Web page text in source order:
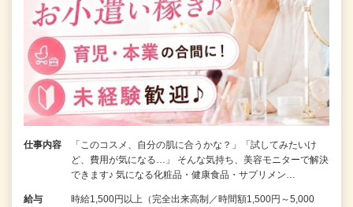
仕事内容
「このコスメ、自分の肌に合うかな？」「試してみたいけ
ど、費用が気になる…」 そんな気持ち、美容モニターで解決
できます♪ 気になる化粧品・健康食品・サプリメン…
給与
時給1,500円以上（完全出来高制／時間額1,500円～5,000